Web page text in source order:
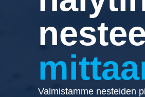
Valmistamme nesteiden